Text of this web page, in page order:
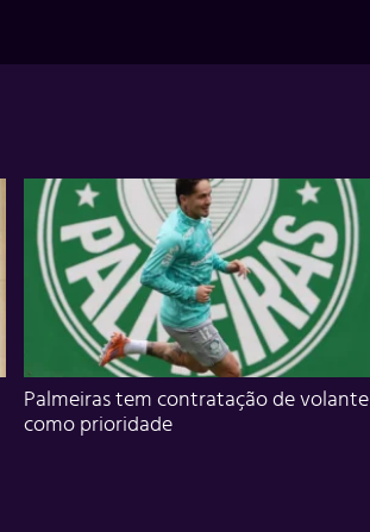
Palmeiras tem contratação de volante
como prioridade